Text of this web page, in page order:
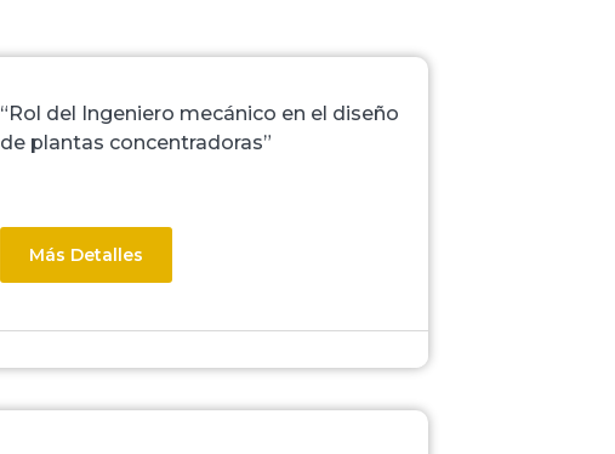
“Rol del Ingeniero mecánico en el diseño
de plantas concentradoras”
Más Detalles